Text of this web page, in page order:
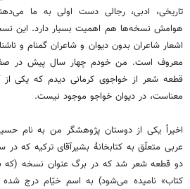
تاریخی، ادبی، رجالی دست اولی به ما
هوامش نسخه‌ها هم اهمیت بسیار دارد. این
اشعار شاعران بدون دیوان و شاعران گمنام و
معروف است. من خودم چهار سال پیش در
قطعه شعر از خواجوی کرمانی دیدم که یکی
معناست، در دیوان خواجو موجود نیست.
اخیراً یکی از دوستان پژوهشگر من به نام
دو قطعه شعر شد که در برگ عنوان نسخه (که
کتاب» نامیده می‌شود) به اسم خیّام درج